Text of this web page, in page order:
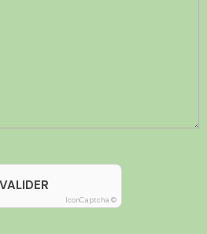
IconCaptcha ©